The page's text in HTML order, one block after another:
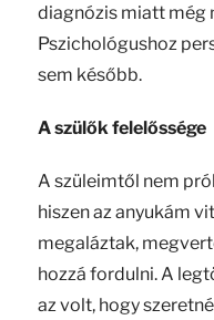
diagnózis miatt még
Pszichológushoz
sem később.
A szülők felelőssége
A szüleimtől nem
hiszen az anyukám
megaláztak,
hozzá fordulni. A
az volt, hogy